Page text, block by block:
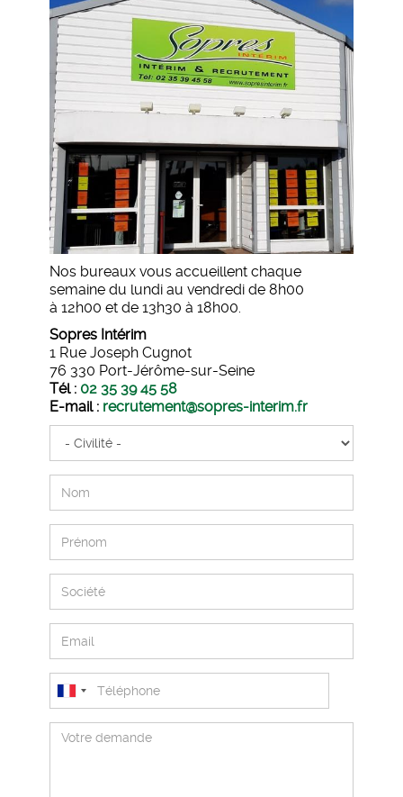
Nos bureaux vous accueillent chaque
semaine du lundi au vendredi de 8h00
à 12h00 et de 13h30 à 18h00.
Sopres Intérim
1 Rue Joseph Cugnot
76 330 Port-Jérôme-sur-Seine
Tél : 02 35 39 45 58
E-mail : recrutement@sopres-interim.fr